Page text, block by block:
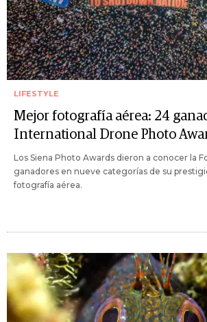
LIFESTYLE
Mejor fotografía aérea: 24
International Drone Photo
Los Siena Photo Awards dieron a conocer la
ganadores en nueve categorías de su
fotografía aérea.